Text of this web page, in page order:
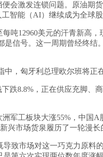
会激发连锁问题。原油
能（AI）继续成为全球
12960美元的汗青新高，
信号。这一周期曾经终
匈牙利总理欧尔班将正
8.8%，正在供应充脚、
工板块大涨55%，中国
兴市场货泉履历了一轮漫长
场对这一巧克力原料的